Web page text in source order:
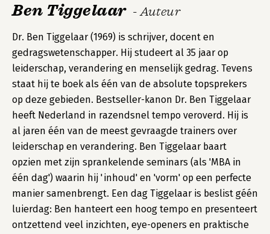
Ben Tiggelaar - Auteur
Dr. Ben Tiggelaar (1969) is schrijver, docent en
gedragswetenschapper. Hij studeert al 35 jaar op
leiderschap, verandering en menselijk gedrag. Tevens
staat hij te boek als één van de absolute topsprekers
op deze gebieden. Bestseller-kanon Dr. Ben Tiggelaar
heeft Nederland in razendsnel tempo veroverd. Hij is
al jaren één van de meest gevraagde trainers over
leiderschap en verandering. Ben Tiggelaar baart
opzien met zijn sprankelende seminars (als 'MBA in
één dag') waarin hij 'inhoud' en 'vorm' op een perfecte
manier samenbrengt. Een dag Tiggelaar is beslist géén
luierdag: Ben hanteert een hoog tempo en presenteert
ontzettend veel inzichten, eye-openers en praktische